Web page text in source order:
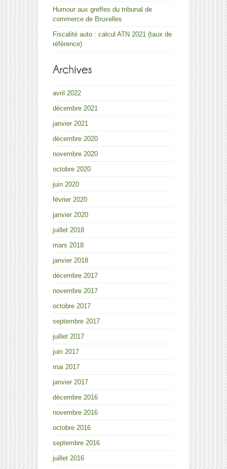
Humour aux greffes du tribunal de
commerce de Bruxelles
Fiscalité auto : calcul ATN 2021 (taux de
référence)
avril 2022
décembre 2021
janvier 2021
décembre 2020
novembre 2020
octobre 2020
juin 2020
février 2020
janvier 2020
juillet 2018
mars 2018
janvier 2018
décembre 2017
novembre 2017
octobre 2017
septembre 2017
juillet 2017
juin 2017
mai 2017
janvier 2017
décembre 2016
novembre 2016
octobre 2016
septembre 2016
juillet 2016